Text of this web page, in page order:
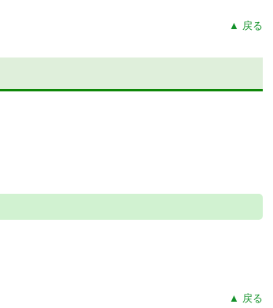
▲ 戻る
▲ 戻る